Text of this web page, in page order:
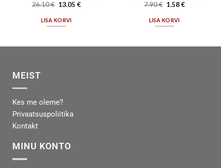
26.10€ 13.05€
LISA KORVI
7.90€ 1.58€
LISA KORVI
MEIST
Kes me oleme?
Privaatsuspoliitika
Kontakt
MINU KONTO